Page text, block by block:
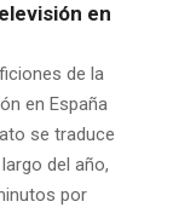
en
de la
en España
se traduce
del año,
por